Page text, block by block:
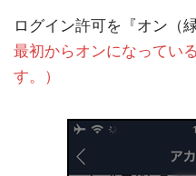
ログイン許可を『オン（
最初からオンになってい
す。）